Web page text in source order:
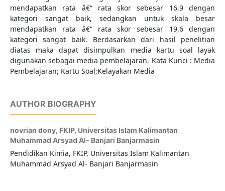
mendapatkan rata â€“ rata skor sebesar 16,9 dengan
kategori sangat baik, sedangkan untuk skala besar
mendapatkan rata â€“ rata skor sebesar 19,6 dengan
kategori sangat baik. Berdasarkan dari hasil penelitian
diatas maka dapat disimpulkan media kartu soal layak
digunakan sebagai media pembelajaran. Kata Kunci : Media
Pembelajaran; Kartu Soal;Kelayakan Media
AUTHOR BIOGRAPHY
novrian dony, FKIP, Universitas Islam Kalimantan
Muhammad Arsyad Al- Banjari Banjarmasin
Pendidikan Kimia, FKIP, Universitas Islam Kalimantan
Muhammad Arsyad Al- Banjari Banjarmasin